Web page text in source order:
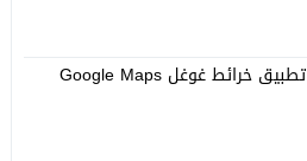
تطبيق خرائط غوغل Google Maps